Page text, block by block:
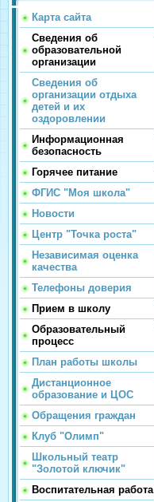
Карта сайта
Сведения об
образовательной
организации
Сведения об
организации отдыха
детей и их
оздоровлении
Информационная
безопасность
Горячее питание
ФГИС "Моя школа"
Новости
Центр "Точка роста"
Независимая оценка
качества
Телефоны доверия
Прием в школу
Образовательный
процесс
План работы школы
Дистанционное
образование и ЦОС
Обращения граждан
Клуб "Олимп"
Школьный театр
"Золотой ключик"
Воспитательная работа